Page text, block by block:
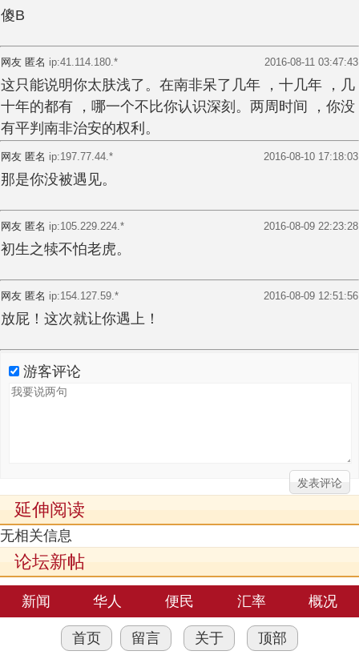
傻B
网友 匿名 ip:41.114.180.* 2016-08-11 03:47:43
这只能说明你太肤浅了。在南非呆了几年 ，十几年 ，几
十年的都有 ，哪一个不比你认识深刻。两周时间 ，你没
有平判南非治安的权利。
网友 匿名 ip:197.77.44.* 2016-08-10 17:18:03
那是你没被遇见。
网友 匿名 ip:105.229.224.* 2016-08-09 22:23:28
初生之犊不怕老虎。
网友 匿名 ip:154.127.59.* 2016-08-09 12:51:56
放屁！这次就让你遇上！
游客评论
延伸阅读
无相关信息
论坛新帖
新闻 华人 便民 汇率 概况
首页 留言 关于 顶部